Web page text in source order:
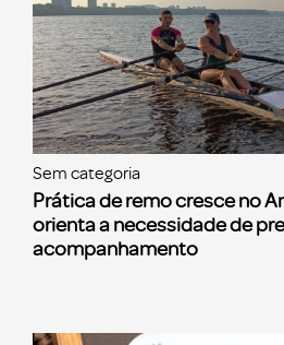
Sem categoria
Prática de remo cresce no
orienta a necessidade de
acompanhamento